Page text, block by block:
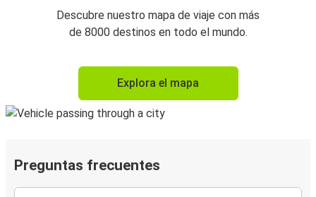
Descubre nuestro mapa de viaje con más
de 8000 destinos en todo el mundo.
Explora el mapa
Preguntas frecuentes